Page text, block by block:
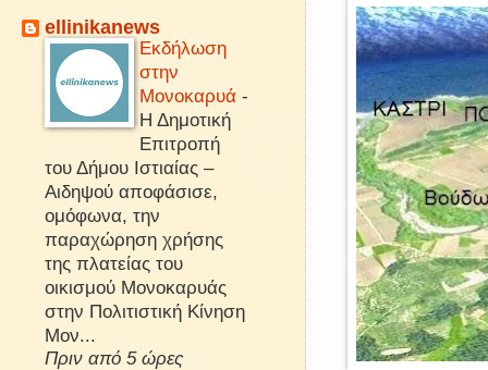
ellinikanews
Εκδήλωση
στην
Μονοκαρυά -
Η Δημοτική
Επιτροπή
του Δήμου Ιστιαίας –
Αιδηψού αποφάσισε,
ομόφωνα, την
παραχώρηση χρήσης
της πλατείας του
οικισμού Μονοκαρυάς
στην Πολιτιστική Κίνηση
Μον...
Πριν από 5 ώρες